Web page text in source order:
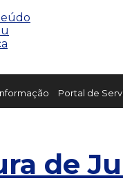
Portal de
de